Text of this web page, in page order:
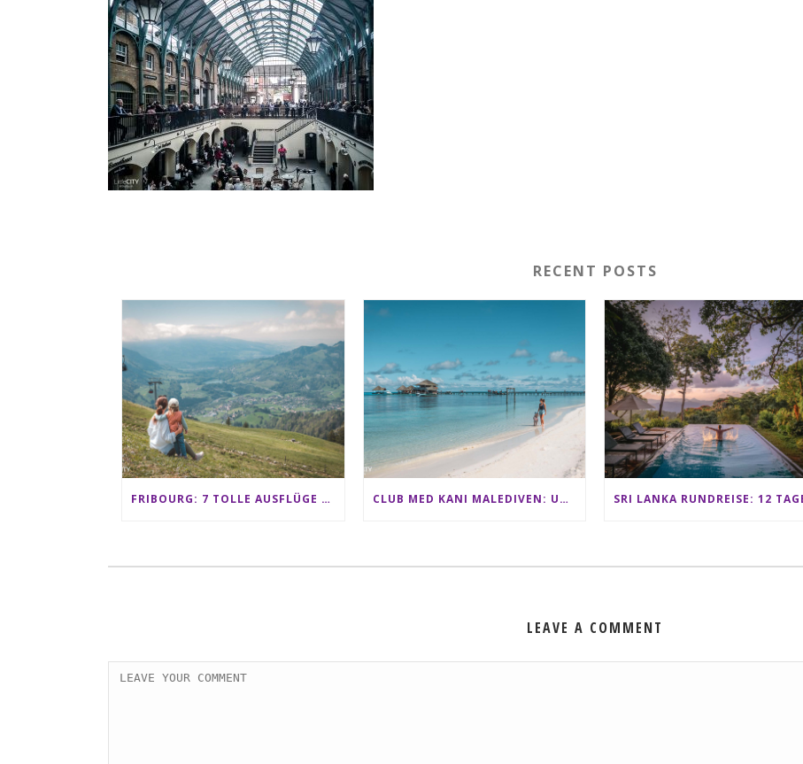
RECENT POSTS
FRIBOURG: 7 TOLLE AUSFLÜGE FÜR FAMILIEN VON CHARMEY BIS LES PACCOTS CLUB MED KANI MALEDIVEN: UNSERE ERFAHRUNGEN IM ALL-INCLUSIVE PARADIES
LEAVE A COMMENT